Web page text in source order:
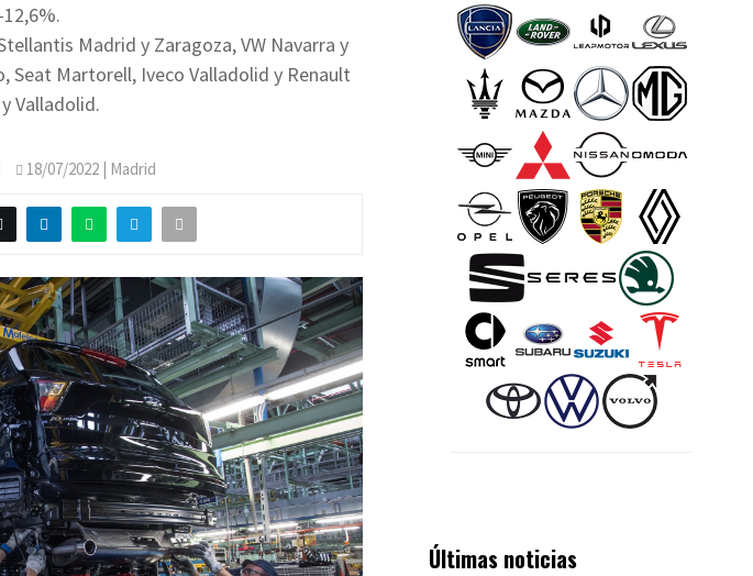
Madrid y Zaragoza, VW Navarra y
Seat Martorell, Iveco Valladolid y Renault
Valladolid.
18/07/2022 | Madrid
Últimas noticias